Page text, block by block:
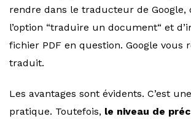
rendre dans le traducteur de Google,
l’option “traduire un document“ et
fichier PDF en question. Google vous
traduit.
Les avantages sont évidents. C’est
pratique. Toutefois, le niveau de